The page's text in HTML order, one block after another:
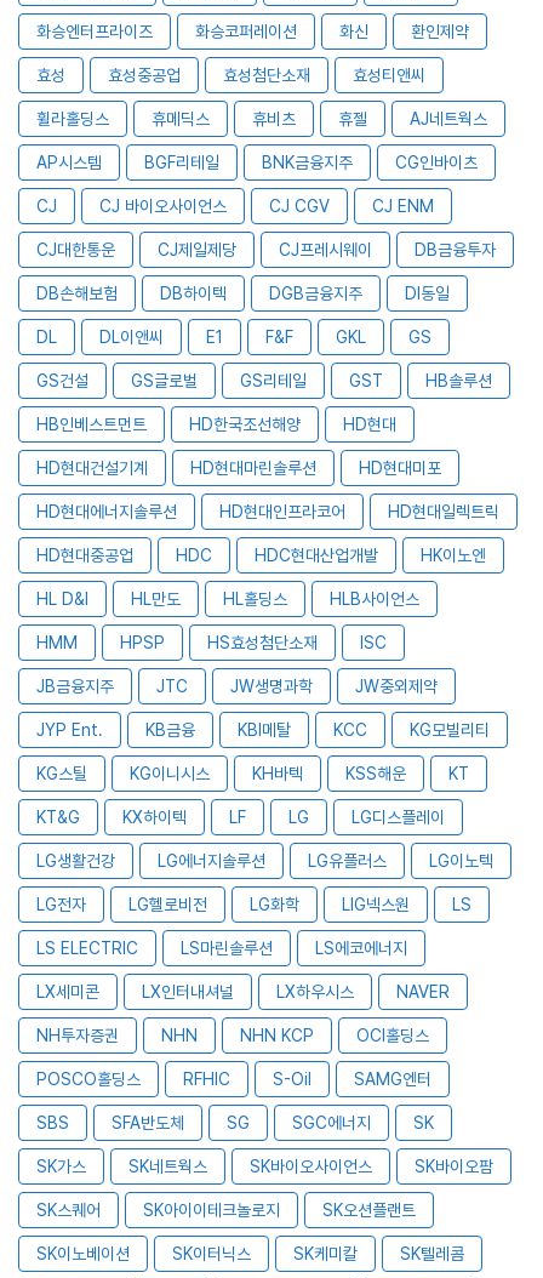
화승엔터프라이즈 화승코퍼레이션 화신 환인제약
효성 효성중공업 효성첨단소재 효성티앤씨
휠라홀딩스 휴메딕스 휴비츠 휴젤 AJ네트웍스
AP시스템 BGF리테일 BNK금융지주 CG인바이츠
CJ CJ 바이오사이언스 CJ CGV CJ ENM
CJ대한통운 CJ제일제당 CJ프레시웨이 DB금융투자
DB손해보험 DB하이텍 DGB금융지주 DI동일
DL DL이앤씨 E1 F&F GKL GS
GS건설 GS글로벌 GS리테일 GST HB솔루션
HB인베스트먼트 HD한국조선해양 HD현대
HD현대건설기계 HD현대마린솔루션 HD현대미포
HD현대에너지솔루션 HD현대인프라코어 HD현대일렉트릭
HD현대중공업 HDC HDC현대산업개발 HK이노엔
HL D&I HL만도 HL홀딩스 HLB사이언스
HMM HPSP HS효성첨단소재 ISC
JB금융지주 JTC JW생명과학 JW중외제약
JYP Ent. KB금융 KBI메탈 KCC KG모빌리티
KG스틸 KG이니시스 KH바텍 KSS해운 KT
KT&G KX하이텍 LF LG LG디스플레이
LG생활건강 LG에너지솔루션 LG유플러스 LG이노텍
LG전자 LG헬로비전 LG화학 LIG넥스원 LS
LS ELECTRIC LS마린솔루션 LS에코에너지
LX세미콘 LX인터내셔널 LX하우시스 NAVER
NH투자증권 NHN NHN KCP OCI홀딩스
POSCO홀딩스 RFHIC S-Oil SAMG엔터
SBS SFA반도체 SG SGC에너지 SK
SK가스 SK네트웍스 SK바이오사이언스 SK바이오팜
SK스퀘어 SK아이이테크놀로지 SK오션플랜트
SK이노베이션 SK이터닉스 SK케미칼 SK텔레콤